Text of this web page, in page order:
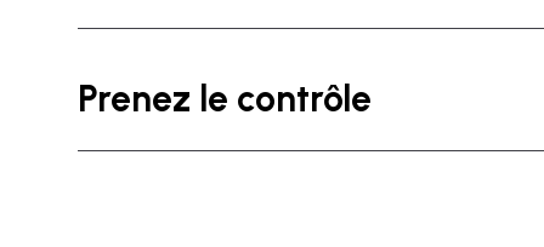
Prenez le contrôle